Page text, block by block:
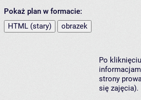
Pokaż plan w formacie:
HTML (stary)
obrazek
Po
strony
się zajęcia).